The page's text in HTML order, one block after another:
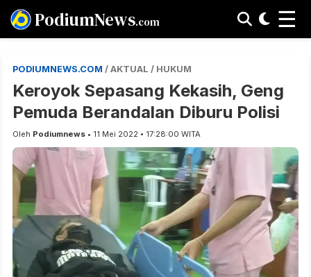
PodiumNews.com ☰
PODIUMNEWS.COM / AKTUAL / HUKUM
Keroyok Sepasang Kekasih, Geng
Pemuda Berandalan Diburu Polisi
Oleh Podiumnews • 11 Mei 2022 • 17:28:00 WITA